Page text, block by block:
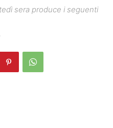
sera produce i seguenti